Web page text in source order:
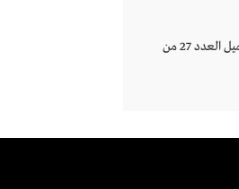
تحميل العدد 27 من